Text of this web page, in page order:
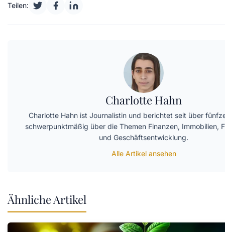
Teilen:
Charlotte Hahn
Charlotte Hahn ist Journalistin und berichtet seit über
schwerpunktmäßig über die Themen Finanzen, Immobilien,
und Geschäftsentwicklung.
Alle Artikel ansehen
Ähnliche Artikel